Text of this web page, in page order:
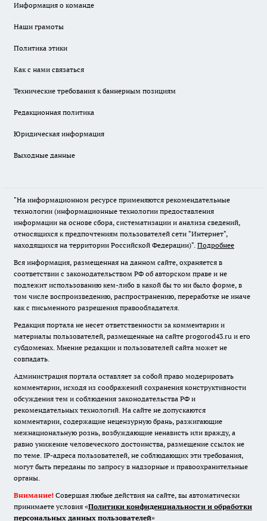
Информация о команде
Наши грамоты
Политика этики
Как с нами связаться
Технические требования к баннерным позициям
Редакционная политика
Юридическая информация
Выходные данные
"На информационном ресурсе применяются рекомендательные
технологии (информационные технологии предоставления
информации на основе сбора, систематизации и анализа сведений,
относящихся к предпочтениям пользователей сети "Интернет",
находящихся на территории Российской Федерации)". Подробнее
Вся информация, размещенная на данном сайте, охраняется в
соответствии с законодательством РФ об авторском праве и не
подлежит использованию кем-либо в какой бы то ни было форме, в
том числе воспроизведению, распространению, переработке не иначе
как с письменного разрешения правообладателя.
Редакция портала не несет ответственности за комментарии и
материалы пользователей, размещенные на сайте progorod43.ru и его
субдоменах. Мнение редакции и пользователей сайта может не
совпадать.
Администрация портала оставляет за собой право модерировать
комментарии, исходя из соображений сохранения конструктивности
обсуждения тем и соблюдения законодательства РФ и
рекомендательных технологий. На сайте не допускаются
комментарии, содержащие нецензурную брань, разжигающие
межнациональную рознь, возбуждающие ненависть или вражду, а
равно унижение человеческого достоинства, размещение ссылок не
по теме. IP-адреса пользователей, не соблюдающих эти требования,
могут быть переданы по запросу в надзорные и правоохранительные
органы.
Внимание! Совершая любые действия на сайте, вы автоматически
принимаете условия «Политики конфиденциальности и обработки
персональных данных пользователей»